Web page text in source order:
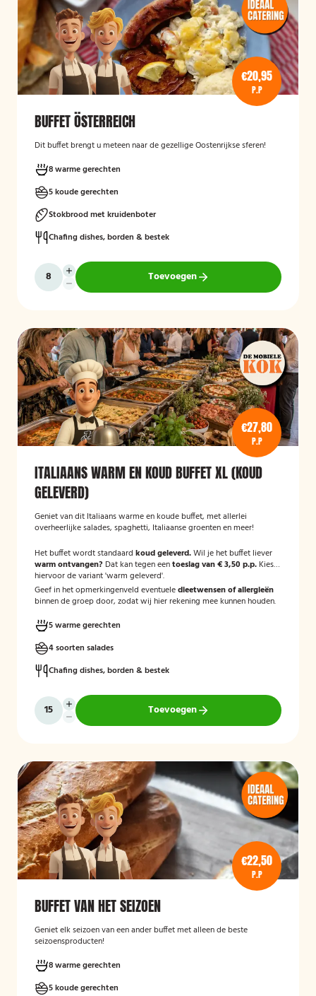
€20,95
P.P
BUFFET ÖSTERREICH
Dit buffet brengt u meteen naar de gezellige Oostenrijkse sferen!
8 warme gerechten
5 koude gerechten
Stokbrood met kruidenboter
Chafing dishes, borden & bestek
Toevoegen
€27,80
P.P
ITALIAANS WARM EN KOUD BUFFET XL (KOUD
GELEVERD)
Geniet van dit Italiaans warme en koude buffet, met allerlei
overheerlijke salades, spaghetti, Italiaanse groenten en meer!
Het buffet wordt standaard koud geleverd.Wil je het buffet liever
warm ontvangen? Dat kan tegen eentoeslag van € 3,50 p.p. Kies
hiervoor de variant 'warm geleverd'.
Geef in het opmerkingenveld eventueledieetwensen of allergieën
binnen de groep door, zodat wij hier rekening mee kunnen houden.
5 warme gerechten
4 soorten salades
Chafing dishes, borden & bestek
Toevoegen
€22,50
P.P
BUFFET VAN HET SEIZOEN
Geniet elk seizoen van een ander buffet met alleen de beste
seizoensproducten!
8 warme gerechten
5 koude gerechten